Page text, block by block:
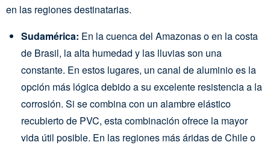
en las regiones destinatarias.
Sudamérica: En la cuenca del Amazonas o en la costa
de Brasil, la alta humedad y las lluvias son una
constante. En estos lugares, un canal de aluminio es la
opción más lógica debido a su excelente resistencia a la
corrosión. Si se combina con un alambre elástico
recubierto de PVC, esta combinación ofrece la mayor
vida útil posible. En las regiones más áridas de Chile o